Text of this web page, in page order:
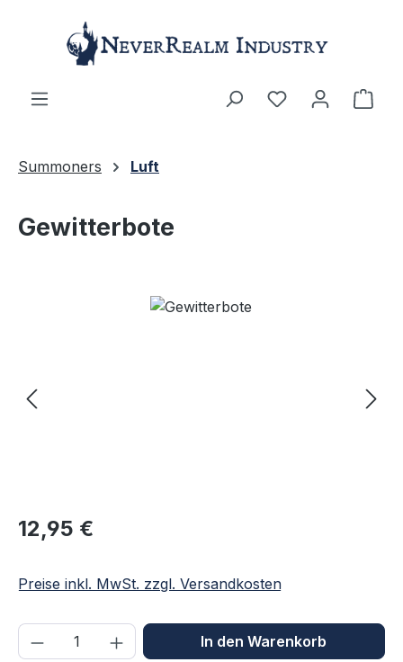
Zum Hauptinhalt springen
Summoners Luft
Gewitterbote
Bildergalerie überspringen
Regulärer Preis:
12,95 €
Preise inkl. MwSt. zzgl. Versandkosten
Produkt Anzahl: Gib denIn den Warenkorb